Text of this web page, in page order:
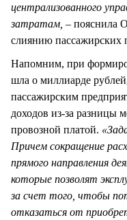
централизованного
затратам, – пояснила
слиянию пассажирских
Напомним, при
шла о миллиарде
пассажирским
доходов из-за разницы
провозной платой.
Причем сокращение
прямого направления
которые позволят
за счет того, чтобы
отказаться от